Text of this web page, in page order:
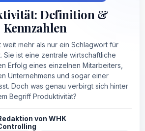
Definition &
Kennzahlen
weit mehr als nur ein Schlagwort für
Sie ist eine zentrale wirtschaftliche
Erfolg eines einzelnen Mitarbeiters,
Unternehmens und sogar einer
Doch was genau verbirgt sich hinter
Begriff Produktivität?
von WHK